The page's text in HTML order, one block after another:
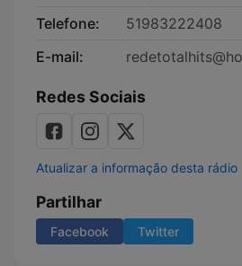
Telefone:
51983222408
E-mail:
Redes Sociais
Atualizar a informação desta rádio
Partilhar
Facebook Twitter